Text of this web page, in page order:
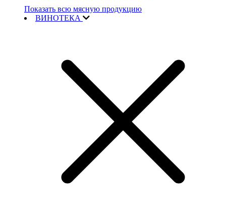
Показать всю мясную продукцию
ВИНОТЕКА